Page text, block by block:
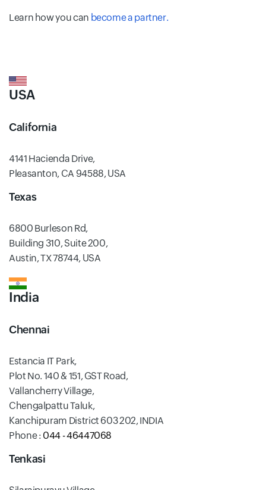
Learn how you can become a partner.
USA
California
4141 Hacienda Drive,
Pleasanton, CA 94588, USA
Texas
6800 Burleson Rd,
Building 310, Suite 200,
Austin, TX 78744, USA
India
Chennai
Estancia IT Park,
Plot No. 140 & 151, GST Road,
Vallancherry Village,
Chengalpattu Taluk,
Kanchipuram District 603 202, INDIA
Phone : 044 - 46447068
Tenkasi